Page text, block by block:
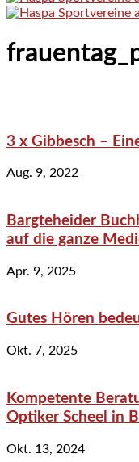
3 x Gibbesch –
Aug. 9, 2022
Bargteheider
auf die ganze
Apr. 9, 2025
Gutes Hören
Okt. 7, 2025
Kompetente
Optiker Scheel in
Okt. 13, 2024